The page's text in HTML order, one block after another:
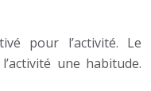
pour l’activité. Le
une habitude.